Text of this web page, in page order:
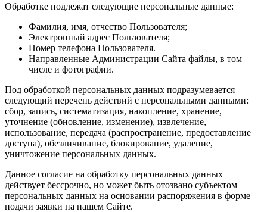
Обработке подлежат следующие персональные данные:
Фамилия, имя, отчество Пользователя;
Электронный адрес Пользователя;
Номер телефона Пользователя.
Направленные Администрации Сайта файлы, в том
числе и фотографии.
Под обработкой персональных данных подразумевается
следующий перечень действий с персональными данными:
сбор, запись, систематизация, накопление, хранение,
уточнение (обновление, изменение), извлечение,
использование, передача (распространение, предоставление
доступа), обезличивание, блокирование, удаление,
уничтожение персональных данных.
Данное согласие на обработку персональных данных
действует бессрочно, но может быть отозвано субъектом
персональных данных на основании распоряжения в форме
подачи заявки на нашем Сайте.